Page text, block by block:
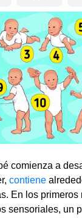
comienza a
contiene
En los primeros
sensoriales, un